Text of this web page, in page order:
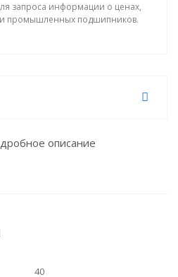
запроса информации о ценах,
промышленных подшипников.
описание
40